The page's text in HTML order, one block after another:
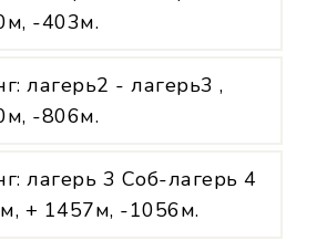
-403м.
лагерь2 - лагерь3 ,
-806м.
лагерь 3 Соб-лагерь 4
+ 1457м, -1056м.